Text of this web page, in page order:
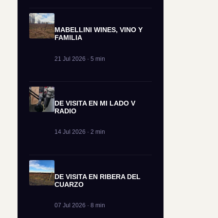
MABELLINI WINES, VINO Y
FAMILIA
21 Jul 2026 · 5 min
DE VISITA EN MI LADO V
RADIO
14 Jul 2026 · 2 min
DE VISITA EN RIBERA DEL
CUARZO
07 Jul 2026 · 8 min